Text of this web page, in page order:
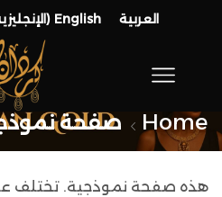
العربية English
(
Home صفحة
هذه صفحة نموذجية. تختلف